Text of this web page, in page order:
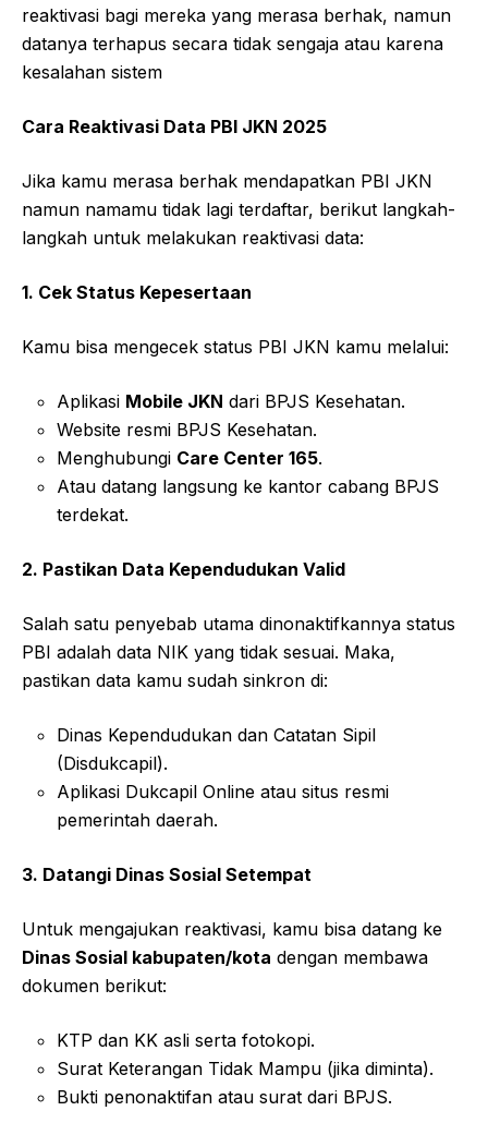
reaktivasi bagi mereka yang merasa berhak, namun
datanya terhapus secara tidak sengaja atau karena
kesalahan sistem
Cara Reaktivasi Data PBI JKN 2025
Jika kamu merasa berhak mendapatkan PBI JKN
namun namamu tidak lagi terdaftar, berikut langkah-
langkah untuk melakukan reaktivasi data:
1. Cek Status Kepesertaan
Kamu bisa mengecek status PBI JKN kamu melalui:
Aplikasi Mobile JKN dari BPJS Kesehatan.
Website resmi BPJS Kesehatan.
Menghubungi Care Center 165.
Atau datang langsung ke kantor cabang BPJS
terdekat.
2. Pastikan Data Kependudukan Valid
Salah satu penyebab utama dinonaktifkannya status
PBI adalah data NIK yang tidak sesuai. Maka,
pastikan data kamu sudah sinkron di:
Dinas Kependudukan dan Catatan Sipil
(Disdukcapil).
Aplikasi Dukcapil Online atau situs resmi
pemerintah daerah.
3. Datangi Dinas Sosial Setempat
Untuk mengajukan reaktivasi, kamu bisa datang ke
Dinas Sosial kabupaten/kota dengan membawa
dokumen berikut:
KTP dan KK asli serta fotokopi.
Surat Keterangan Tidak Mampu (jika diminta).
Bukti penonaktifan atau surat dari BPJS.